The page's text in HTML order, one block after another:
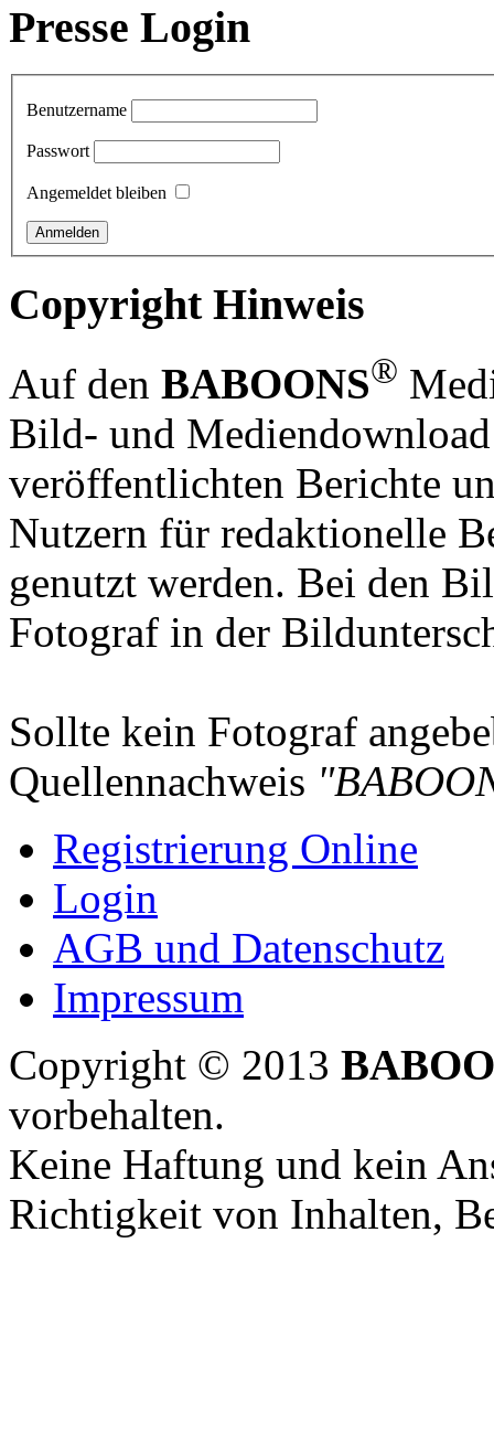
Presse Login
Benutzername
Passwort
Angemeldet bleiben
Copyright Hinweis
Auf den BABOONS®
Bild- und
veröffentlichten Berichte
Nutzern für redaktionelle
genutzt werden. Bei den
Fotograf in der
Sollte kein Fotograf
Quellennachweis
Registrierung Online
Login
AGB und Datenschutz
Impressum
Copyright © 2013
vorbehalten.
Keine Haftung und kein
Richtigkeit von Inhalten,